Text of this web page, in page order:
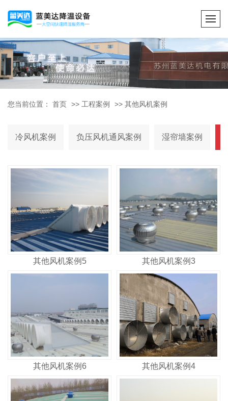
您当前位置： 首页 >> 工程案例 >> 其他风机案例
冷风机案例 负压风机通风案例 湿帘墙案例
其他风机案例5 其他风机案例3
其他风机案例6 其他风机案例4